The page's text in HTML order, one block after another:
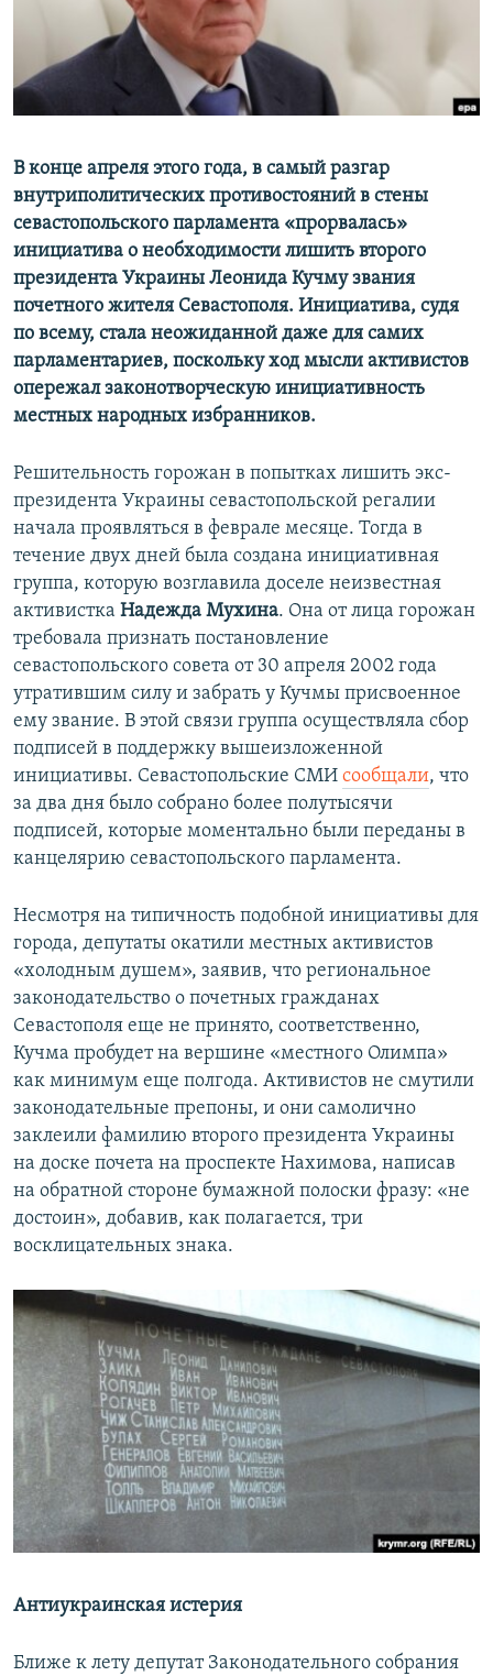
ПОБЕДИТЕЛЕЙ НЕ СУДЯТ?
КРЫМ.НЕПОКОРЕННЫЙ
ELIFBE
ПРИСОЕДИНЯЙТЕСЬ!
Все сайты RFE/RL
В конце апреля этого года, в самый разгар
внутриполитических противостояний в стены
севастопольского парламента «прорвалась»
инициатива о необходимости лишить второго
президента Украины Леонида Кучму звания
почетного жителя Севастополя. Инициатива, судя
по всему, стала неожиданной даже для самих
парламентариев, поскольку ход мысли активистов
опережал законотворческую инициативность
местных народных избранников.
Решительность горожан в попытках лишить экс-
президента Украины севастопольской регалии
начала проявляться в феврале месяце. Тогда в
течение двух дней была создана инициативная
группа, которую возглавила доселе неизвестная
активистка Надежда Мухина. Она от лица горожан
требовала признать постановление
севастопольского совета от 30 апреля 2002 года
утратившим силу и забрать у Кучмы присвоенное
ему звание. В этой связи группа осуществляла сбор
подписей в поддержку вышеизложенной
инициативы. Севастопольские СМИ сообщали, что
за два дня было собрано более полутысячи
подписей, которые моментально были переданы в
канцелярию севастопольского парламента.
Несмотря на типичность подобной инициативы для
города, депутаты окатили местных активистов
«холодным душем», заявив, что региональное
законодательство о почетных гражданах
Севастополя еще не принято, соответственно,
Кучма пробудет на вершине «местного Олимпа»
как минимум еще полгода. Активистов не смутили
законодательные препоны, и они самолично
заклеили фамилию второго президента Украины
на доске почета на проспекте Нахимова, написав
на обратной стороне бумажной полоски фразу: «не
достоин», добавив, как полагается, три
восклицательных знака.
Антиукраинская истерия
Ближе к лету депутат Законодательного собрания